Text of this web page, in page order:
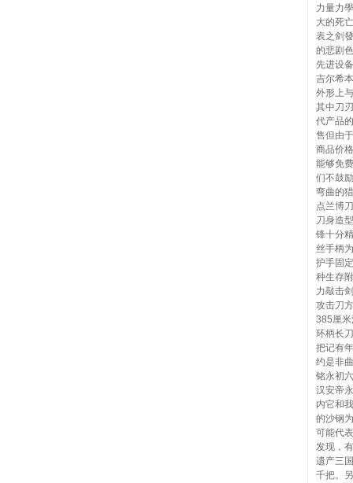
力量力
大的死
表之剑
的悲剧
先进设
吉尔希
外形上
其中刀
代产品
售但由
商品价
能够免
们不鼓
弯曲的
点兰博
刀身造
锋十分
丝手柄
护手固
种生存
力敲击
攻击刀
385厘
环柄长
把记有
约是非
铭永初
汉安帝
内它和
的沙钢
可能代
发现，
遗产三
千把。